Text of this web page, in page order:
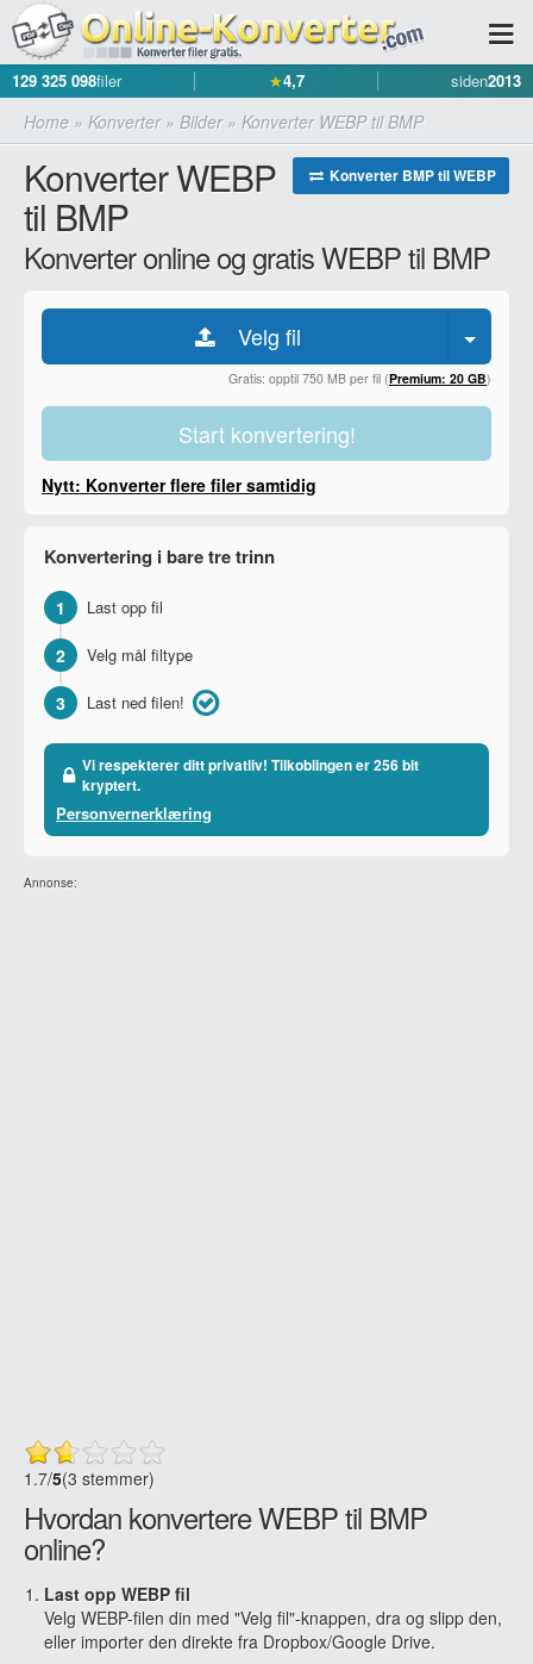
129 325 098filer ★4,7 siden2013
Home » Konverter» Bilder» Konverter WEBP til BMP
Konverter BMP til WEBP
Konverter WEBP
til BMP
Konverter online og gratis WEBP til BMP
Velg fil
Gratis: opptil 750 MB per fil (Premium: 20 GB)
Start konvertering!
Nytt: Konverter flere filer samtidig
Konvertering i bare tre trinn
1 Last opp fil
2 Velg mål filtype
3 Last ned filen!
Vi respekterer ditt privatliv! Tilkoblingen er 256 bit
kryptert.
Personvernerklæring
Annonse:
1.7/5(3 stemmer)
Hvordan konvertere WEBP til BMP
online?
Last opp WEBP fil
Velg WEBP-filen din med "Velg fil"-knappen, dra og slipp den,
eller importer den direkte fra Dropbox/Google Drive.